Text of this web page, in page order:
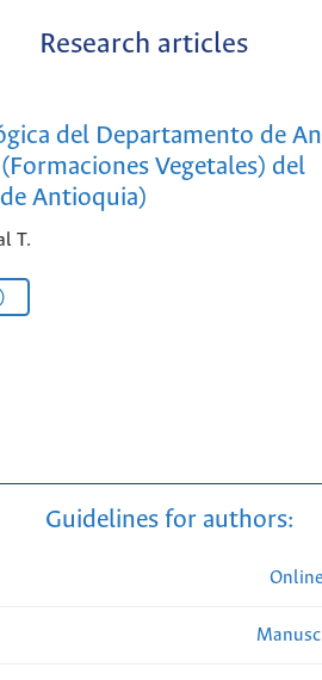
Research articles
del Departamento de
Vegetales) del
Antioquia)
T.
Guidelines for authors: